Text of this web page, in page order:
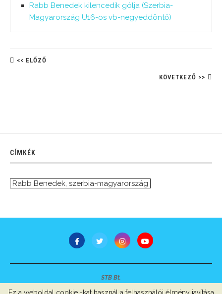
Rabb Benedek kilencedik gólja (Szerbia-
Magyarország U16-os vb-negyeddöntő)
<< ELŐZŐ
KÖVETKEZŐ >>
CÍMKÉK
Rabb Benedek szerbia-magyarország
STB Bt.
Minden jog fenntartva © 2007-2022